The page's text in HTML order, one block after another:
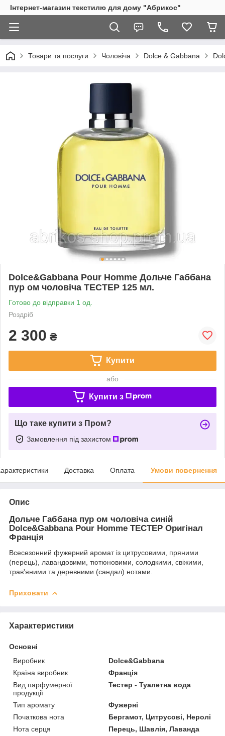
Інтернет-магазин текстилю для дому "Абрикос"
Товари та послуги Чоловіча Dolce & Gabbana
Dolce&Gabbana Pour Homme Дольче Габбана
пур ом чоловіча ТЕСТЕР 125 мл.
Готово до відправки 1 од.
Роздріб
2 300 ₴
Купити
або
Купити з
Що таке купити з Пром?
Замовлення під захистом
Доставка Оплата Умови повернення
Опис
Дольче Габбана пур ом чоловіча синій
Dolce&Gabbana Pour Homme TECТЕР Оригінал
Франція
Всесезонний фужерний аромат із цитрусовими, пряними
(перець), лавандовими, тютюновими, солодкими, свіжими,
трав'яними та деревними (сандал) нотами.
Приховати
Характеристики
Основні
Виробник
Dolce&Gabbana
Країна виробник
Франція
Вид парфумерної
продукції
Тестер - Туалетна вода
Тип аромату
Фужерні
Початкова нота
Бергамот, Цитрусові, Неролі
Нота серця
Перець, Шавлія, Лаванда